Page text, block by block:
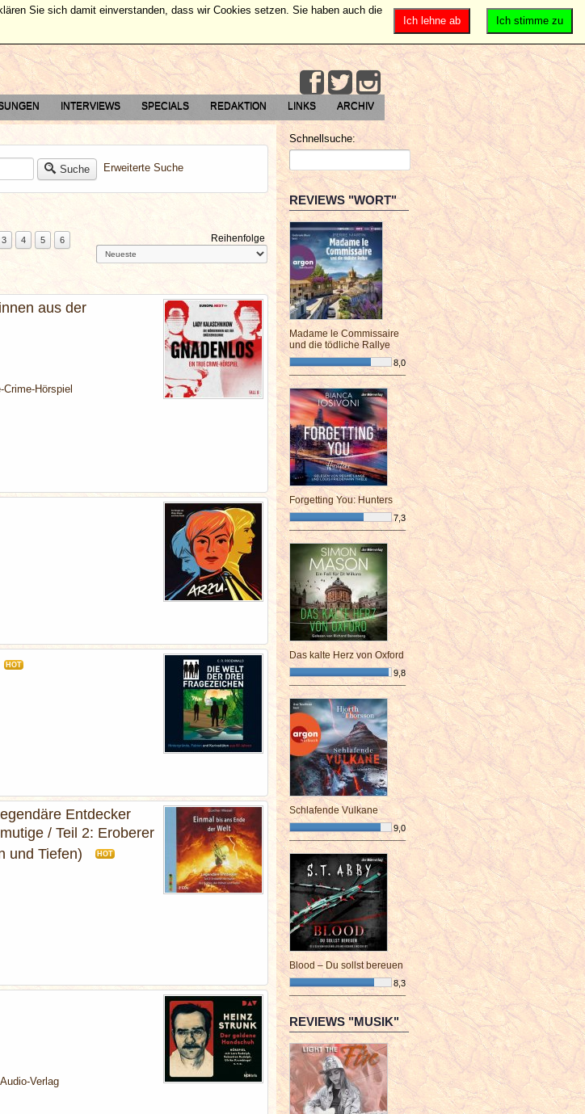
INTERVIEWS SPECIALS REDAKTION LINKS ARCHIV
Suche Erweiterte Suche
3 4 5 6 Reihenfolge
aus der
Hörspiel
HOT
Entdecker
/ Teil 2: Eroberer
und Tiefen)
HOT
Verlag
Schnellsuche:
REVIEWS "WORT"
Madame le Commissaire
und die tödliche Rallye
8,0
¯¯¯¯¯¯¯¯¯¯¯¯¯¯¯¯¯¯¯¯¯¯¯¯
Forgetting You: Hunters
7,3
¯¯¯¯¯¯¯¯¯¯¯¯¯¯¯¯¯¯¯¯¯¯¯¯
Das kalte Herz von Oxford
9,8
¯¯¯¯¯¯¯¯¯¯¯¯¯¯¯¯¯¯¯¯¯¯¯¯
Schlafende Vulkane
9,0
¯¯¯¯¯¯¯¯¯¯¯¯¯¯¯¯¯¯¯¯¯¯¯¯
Blood – Du sollst bereuen
8,3
¯¯¯¯¯¯¯¯¯¯¯¯¯¯¯¯¯¯¯¯¯¯¯¯
REVIEWS "MUSIK"
Ich stimme zu
Ich lehne ab
Sie sich damit einverstanden, dass wir Cookies setzen. Sie haben auch die